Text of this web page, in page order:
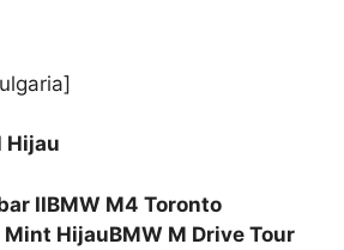
Hijau
IIBMW M4 Toronto
Mint HijauBMW M Drive Tour